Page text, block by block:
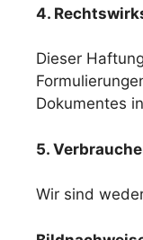
4.
Dieser
Dokumentes
5.
Wir sind